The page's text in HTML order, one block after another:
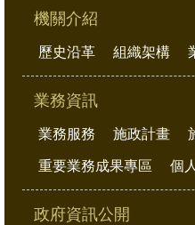
機關介紹
歷史沿革 組織架構
業務資訊
業務服務 施政計畫
重要業務成果專區 個
政府資訊公開